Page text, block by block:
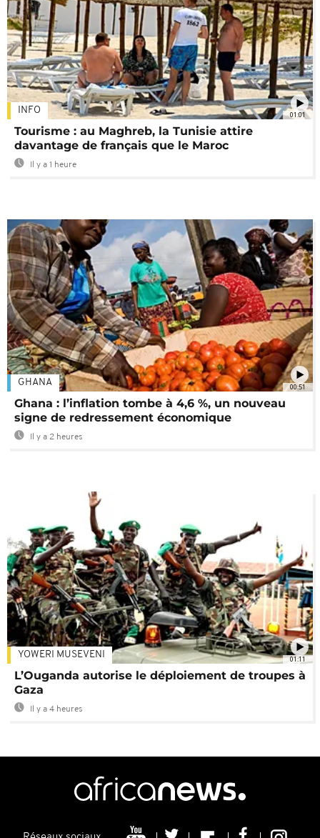
01:01
INFO
Tourisme : au Maghreb, la Tunisie attire
davantage de français que le Maroc
Il y a 1 heure
00:51
GHANA
Ghana : l’inflation tombe à 4,6 %, un nouveau
signe de redressement économique
Il y a 2 heures
01:11
YOWERI MUSEVENI
L’Ouganda autorise le déploiement de troupes à
Gaza
Il y a 4 heures